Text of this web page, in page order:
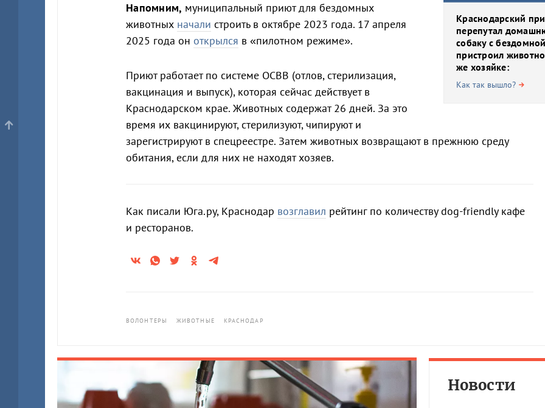
Краснодарский
перепутал
собаку с
пристроил
же хозяйке:
Как так вышло?
Напомним, муниципальный приют для бездомных
животных начали строить в октябре 2023 года. 17 апреля
2025 года он открылся в «пилотном режиме».
Приют работает по системе ОСВВ (отлов, стерилизация,
вакцинация и выпуск), которая сейчас действует в
Краснодарском крае. Животных содержат 26 дней. За это
время их вакцинируют, стерилизуют, чипируют и
зарегистрируют в спецреестре. Затем животных возвращают в прежнюю среду
обитания, если для них не находят хозяев.
Как писали Юга.ру, Краснодар возглавил рейтинг по количеству dog-friendly кафе
и ресторанов.
ВОЛОНТЕРЫ ЖИВОТНЫЕ КРАСНОДАР
Новости